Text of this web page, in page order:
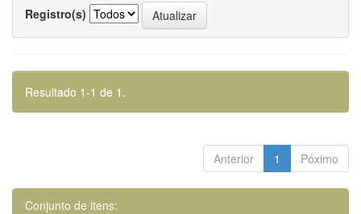
Registro(s)
Resultado 1-1 de 1.
Anterior 1 Póximo
Conjunto de itens: